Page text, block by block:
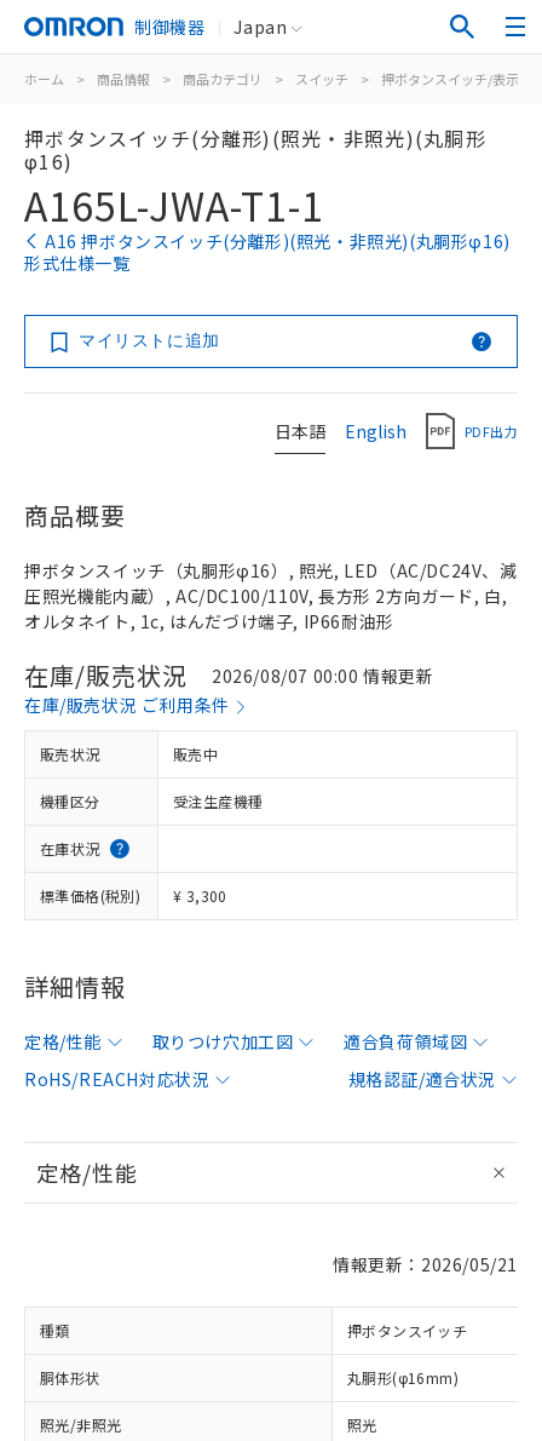
制御機器 Japan
ホーム > 商品情報 > 商品カテゴリ > スイッチ > 押ボタンスイッチ/表示灯
押ボタンスイッチ(分離形)(照光・非照光)(丸胴形
φ16)
A165L-JWA-T1-1
A16 押ボタンスイッチ(分離形)(照光・非照光)(丸胴形φ16)
形式仕様一覧
マイリストに追加
日本語 English PDF出力
商品概要
押ボタンスイッチ（丸胴形φ16）, 照光, LED（AC/DC24V、減
圧照光機能内蔵）, AC/DC100/110V, 長方形 2方向ガード, 白,
オルタネイト, 1c, はんだづけ端子, IP66耐油形
在庫/販売状況
2026/08/07 00:00 情報更新
在庫/販売状況 ご利用条件
販売状況 販売中
機種区分 受注生産機種
在庫状況
標準価格(税別) ¥ 3,300
詳細情報
定格/性能 取りつけ穴加工図
適合負荷領域図
RoHS/REACH対応状況
規格認証/適合状況
定格/性能
情報更新：2026/05/21
種類 押ボタンスイッチ
胴体形状 丸胴形(φ16mm)
照光/非照光 照光